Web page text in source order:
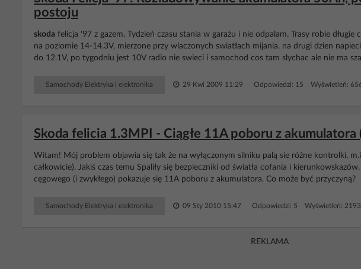
postoju
skoda felicja '97 z gazem. Tydzień czasu stania w garażu i nie odpalam. Trasy robie
na poziomie 14-14.3V, mierzone przy wlaczonych swiatłach mijania. na drugi dzien
do 12.1V, po tygodniu jest 10V radio nie swieci i samochod cos tam slychac ale nie ma
Samochody Elektryka i elektronika 29 Kwi 2009 11:29 Odpowiedzi: 15 Wyświetleń:
Skoda felicia 1.3MPI - Ciągłe 11A poboru z akumulatora
Witam! Mój problem objawia się tak że na wyłączonym silniku palą sie różne kontrolki,
całkowicie). Jakiś czas temu Spaliły się bezpieczniki od światła cofania i
cęgowego (i zwykłego) pokazuje się 11A poboru z akumulatora. Co może być przyczyną?
Samochody Elektryka i elektronika 09 Sty 2010 15:47 Odpowiedzi: 5 Wyświetleń: 2193
REKLAMA